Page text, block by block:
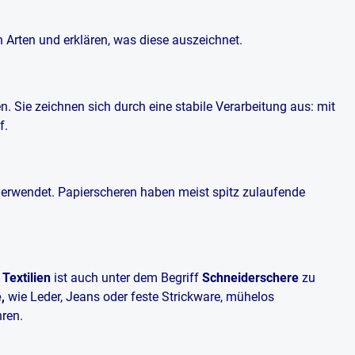
und erklären, was diese auszeichnet.
Sie zeichnen sich durch eine stabile Verarbeitung aus: mit
Papierscheren haben meist spitz zulaufende
ist auch unter dem Begriff Schneiderschere zu
wie Leder, Jeans oder feste Strickware, mühelos